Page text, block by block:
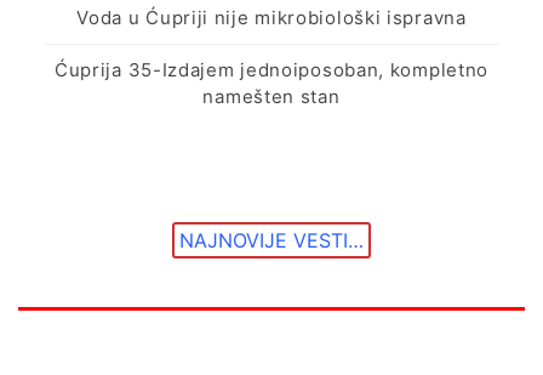
Voda u Ćupriji nije mikrobiološki ispravna
Ćuprija 35-Izdajem jednoiposoban, kompletno
namešten stan
NAJNOVIJE VESTI…